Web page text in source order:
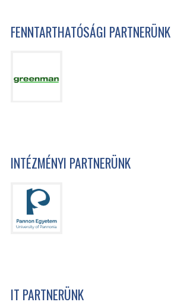
FENNTARTHATÓSÁGI PARTNERÜNK
INTÉZMÉNYI PARTNERÜNK
IT PARTNERÜNK